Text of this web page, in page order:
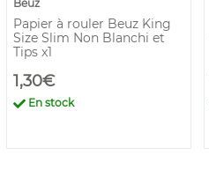
Beuz
Papier à rouler Beuz King
Size Slim Non Blanchi et
Tips x1
1,30€
En stock